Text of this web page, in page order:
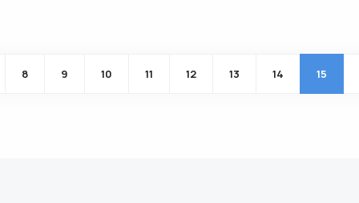
8 9 10 11 12 13 14 15